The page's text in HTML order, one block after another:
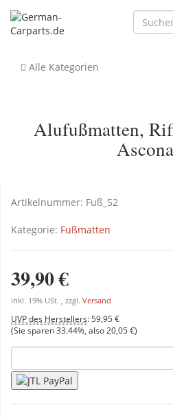
Alle Kategorien
Alufußmatten,
Artikelnummer: Fuß_52
Kategorie: Fußmatten
39,90 €
inkl. 19% USt. , zzgl. Versand
UVP des Herstellers: 59,95 €
(Sie sparen33.44% , also 20,05 €)